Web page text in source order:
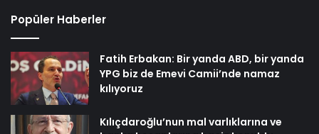
Popüler Haberler
Fatih Erbakan: Bir yanda ABD, bir yanda
YPG biz de Emevi Camii’nde namaz
kılıyoruz
Kılıçdaroğlu’nun mal varlıklarına ve